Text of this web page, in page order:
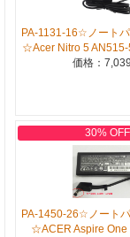
PA-1131-16☆ノート
☆Acer Nitro 5
価格：
30% OFF
PA-1450-26☆ノート
☆ACER Aspire One